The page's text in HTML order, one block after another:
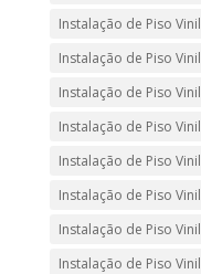
Instalação de Piso
Instalação de Piso
Instalação de Piso
Instalação de Piso
Instalação de Piso
Instalação de Piso
Instalação de Piso
Instalação de Piso